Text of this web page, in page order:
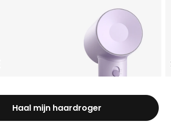
Haal mijn haardroger